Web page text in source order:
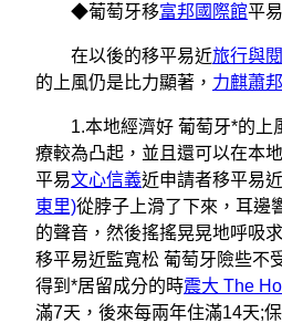
◆葡萄牙移富邦國際館平
在以後的移平易近旅行與
的上風仍是比力顯著， 力麒蕭邦
1.本地經濟好 葡萄牙*的上
療較為凸起，並且還可以在本
平易文心信義近申請者移平易
東里)從脖子上滑了下來，耳邊
的聲音，然後搖搖晃晃地呼吸
移平易近監寬松 葡萄牙險些不
得到*居留成分的時震大 The
滿7天，後來每兩年住滿14天;